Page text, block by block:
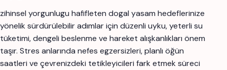
zihinsel yorgunlugu hafifleten dogal yasam hedeflerinize
yönelik sürdürülebilir adımlar için düzenli uyku, yeterli su
tüketimi, dengeli beslenme ve hareket alışkanlıkları önem
taşır. Stres anlarında nefes egzersizleri, planlı öğün
saatleri ve çevrenizdeki tetikleyicileri fark etmek süreci